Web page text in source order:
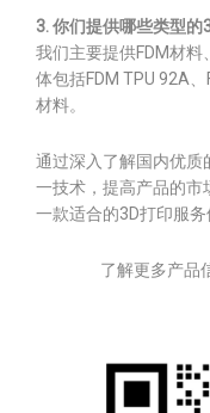
3. 你们提供哪些类型的
我们主要提供FDM材
体包括FDM TPU 92A
材料。
通过深入了解国内优质
一技术，提高产品的市
一款适合的3D打印服务
了解更多产品